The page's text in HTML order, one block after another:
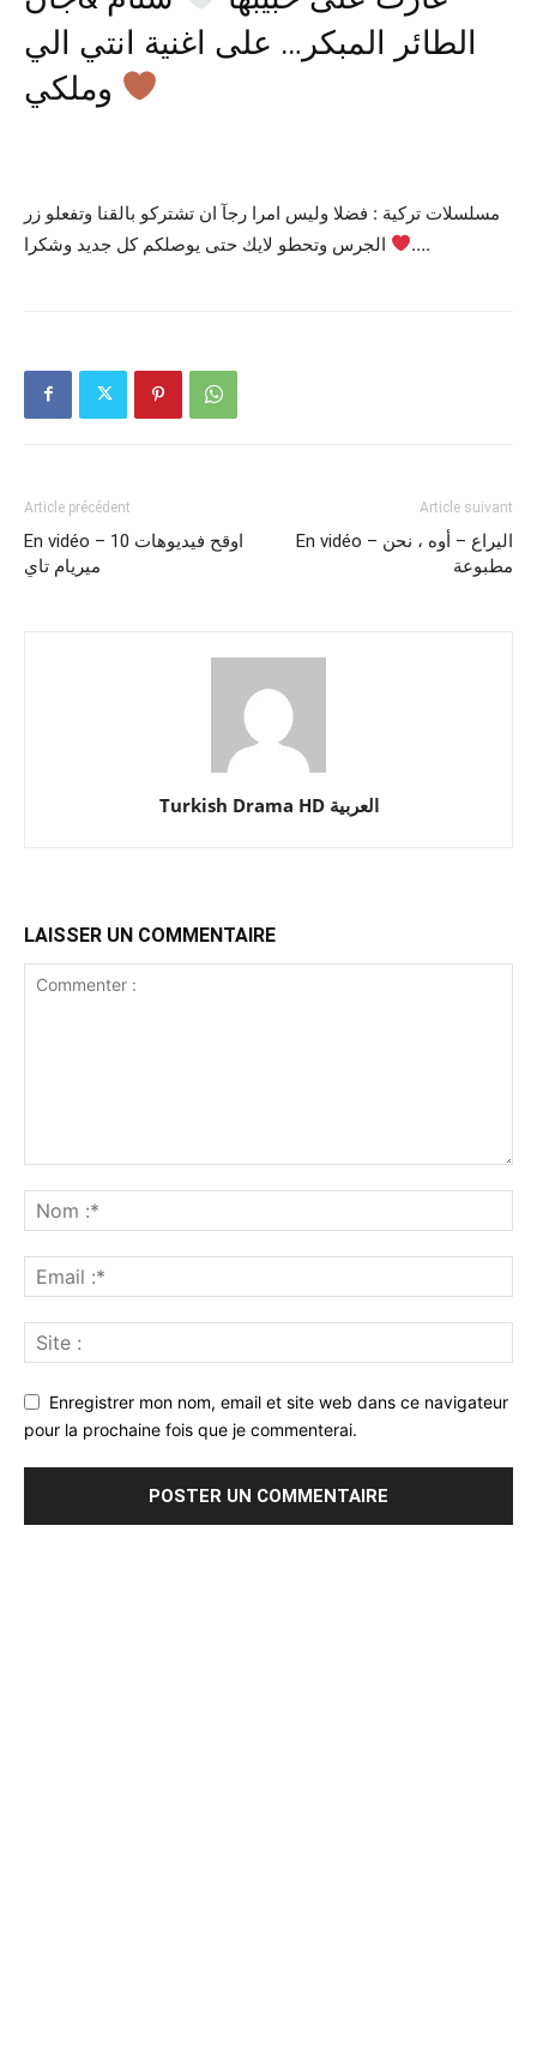
الطائر المبكر… على اغنية انتي الي
مسلسلات تركية : فضلا وليس امرا رجآ ان تشتركو بالقنا وتفعلو زر
….
Article précédent
En vidéo – 10 اوقح فيديوهات
ميريام تاي
Article suivant
En vidéo – اليراع – أوه ، نحن
مطبوعة
Turkish Drama HD العربية
LAISSER UN COMMENTAIRE
Enregistrer mon nom, email et site web dans ce navigateur
pour la prochaine fois que je commenterai.